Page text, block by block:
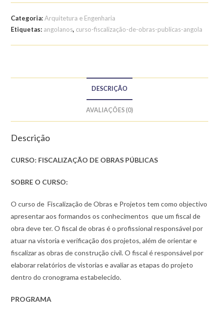
OBRAS
Categoria:Arquitetura e Engenharia
Etiquetas: angolanos, curso-fiscalização-de-obras-publicas-angola
DESCRIÇÃO
AVALIAÇÕES (0)
Descrição
CURSO: FISCALIZAÇÃO DE OBRAS PÚBLICAS
SOBRE O CURSO:
O curso de Fiscalização de Obras e Projetos tem como objectivo
apresentar aos formandos os conhecimentos que um fiscal de
obra deve ter. O fiscal de obras é o profissional responsável por
atuar na vistoria e verificação dos projetos, além de orientar e
fiscalizar as obras de construção civil. O fiscal é responsável por
elaborar relatórios de vistorias e avaliar as etapas do projeto
dentro do cronograma estabelecido.
PROGRAMA